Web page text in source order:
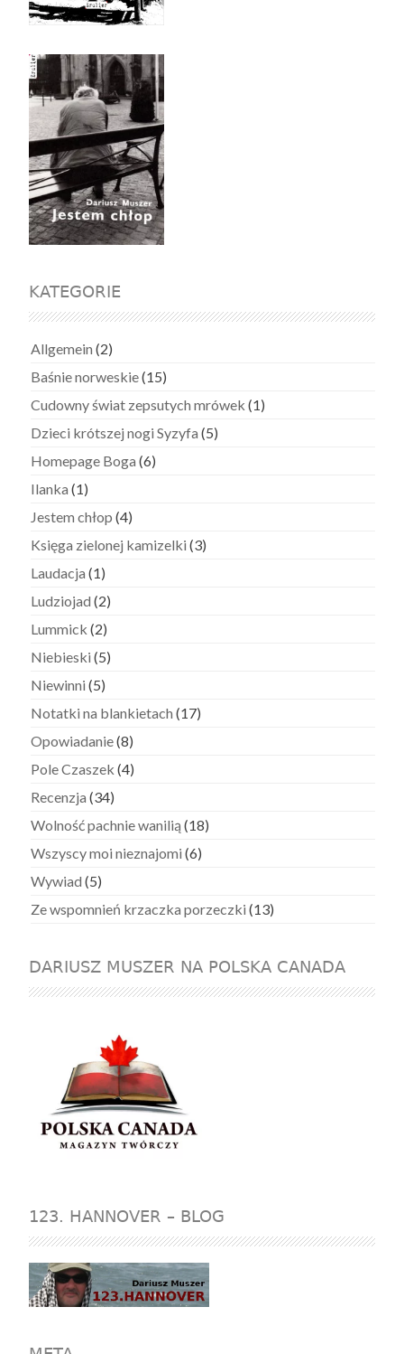
KATEGORIE
Allgemein (2)
Baśnie norweskie(15)
Cudowny świat zepsutych mrówek (1)
Dzieci krótszej nogi Syzyfa (5)
Homepage Boga (6)
Ilanka (1)
Jestem chłop (4)
Księga zielonej kamizelki (3)
Laudacja (1)
Ludziojad (2)
Lummick (2)
Niebieski (5)
Niewinni (5)
Notatki na blankietach (17)
Opowiadanie(8)
Pole Czaszek (4)
Recenzja (34)
Wolność pachnie wanilią (18)
Wszyscy moi nieznajomi (6)
Wywiad (5)
Ze wspomnień krzaczka porzeczki (13)
DARIUSZ MUSZER NA POLSKA CANADA
123. HANNOVER – BLOG